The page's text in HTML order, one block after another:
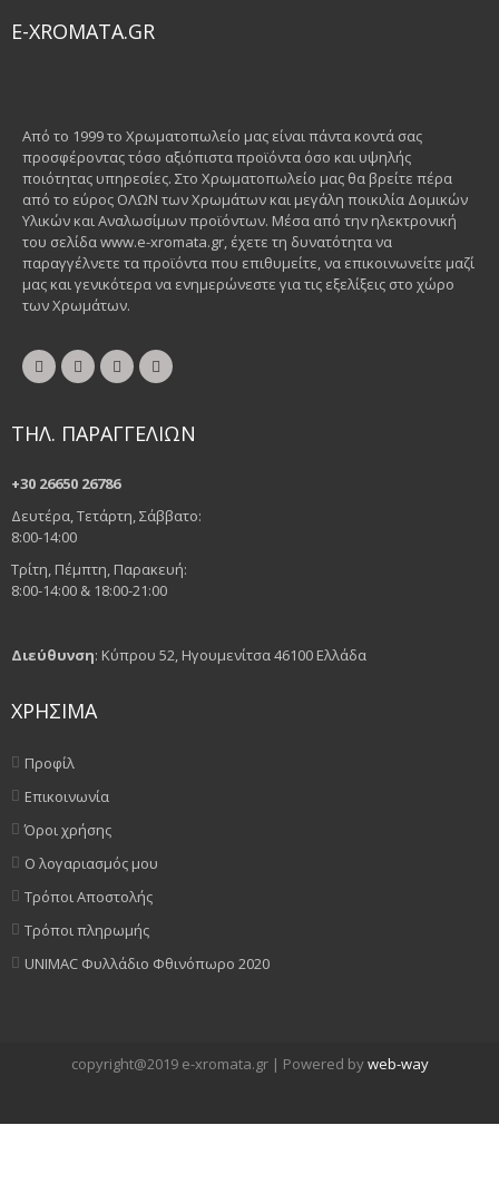
E-XROMATA.GR
Από το 1999 το Χρωματοπωλείο μας είναι πάντα κοντά σας
προσφέροντας τόσο αξιόπιστα προϊόντα όσο και υψηλής
ποιότητας υπηρεσίες. Στο Χρωματοπωλείο μας θα βρείτε πέρα
από το εύρος ΟΛΩΝ των Χρωμάτων και μεγάλη ποικιλία Δομικών
Υλικών και Αναλωσίμων προϊόντων. Μέσα από την ηλεκτρονική
του σελίδα www.e-xromata.gr, έχετε τη δυνατότητα να
παραγγέλνετε τα προϊόντα που επιθυμείτε, να επικοινωνείτε μαζί
μας και γενικότερα να ενημερώνεστε για τις εξελίξεις στο χώρο
των Χρωμάτων.
ΤΗΛ. ΠΑΡΑΓΓΕΛΙΩΝ
+30 26650 26786
Δευτέρα, Τετάρτη, Σάββατο:
8:00-14:00
Τρίτη, Πέμπτη, Παρακευή:
8:00-14:00 & 18:00-21:00
Διεύθυνση: Κύπρου 52, Ηγουμενίτσα 46100 Ελλάδα
ΧΡΗΣΙΜΑ
Προφίλ
Επικοινωνία
Όροι χρήσης
Ο λογαριασμός μου
Τρόποι Αποστολής
Τρόποι πληρωμής
UNIMAC Φυλλάδιο Φθινόπωρο 2020
copyright@2019 e-xromata.gr | Powered byweb-way